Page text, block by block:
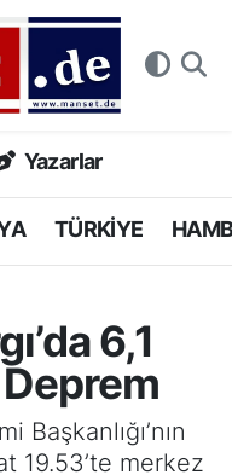
Yazarlar
TÜRKİYE
6,1
19.53’te merkez